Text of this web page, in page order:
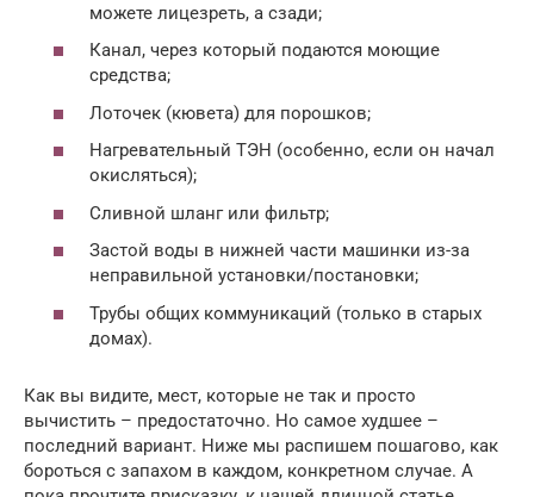
можете лицезреть, а сзади;
Канал, через который подаются моющие
средства;
Лоточек (кювета) для порошков;
Нагревательный ТЭН (особенно, если он начал
окисляться);
Сливной шланг или фильтр;
Застой воды в нижней части машинки из-за
неправильной установки/постановки;
Трубы общих коммуникаций (только в старых
домах).
Как вы видите, мест, которые не так и просто
вычистить – предостаточно. Но самое худшее –
последний вариант. Ниже мы распишем пошагово, как
бороться с запахом в каждом, конкретном случае. А